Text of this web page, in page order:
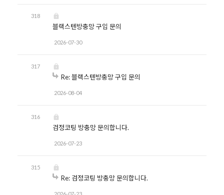
318
블랙스텐방충망 구입 문의
2026-07-30
317
Re: 블랙스텐방충망 구입 문의
2026-08-04
316
검정코팅 방충망 문의합니다.
2026-07-23
315
Re: 검정코팅 방충망 문의합니다.